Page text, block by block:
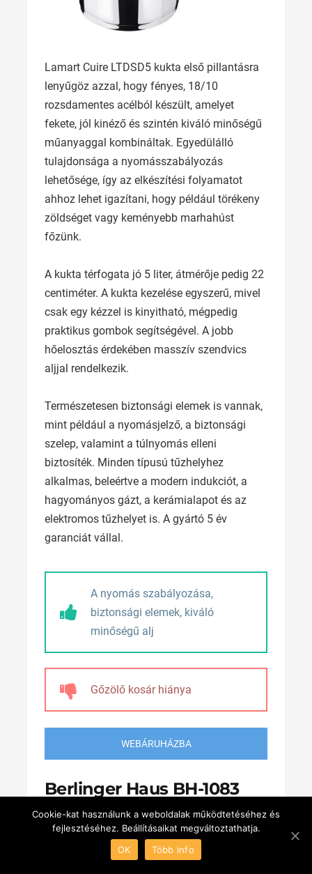
Lamart Cuire LTDSD5 kukta első pillantásra
lenyűgöz azzal, hogy fényes, 18/10
rozsdamentes acélból készült, amelyet
fekete, jól kinéző és szintén kiváló minőségű
műanyaggal kombináltak. Egyedülálló
tulajdonsága a nyomásszabályozás
lehetősége, így az elkészítési folyamatot
ahhoz lehet igazítani, hogy például törékeny
zöldséget vagy keményebb marhahúst
főzünk.
A kukta térfogata jó 5 liter, átmérője pedig 22
centiméter. A kukta kezelése egyszerű, mivel
csak egy kézzel is kinyitható, mégpedig
praktikus gombok segítségével. A jobb
hőelosztás érdekében masszív szendvics
aljjal rendelkezik.
Természetesen biztonsági elemek is vannak,
mint például a nyomásjelző, a biztonsági
szelep, valamint a túlnyomás elleni
biztosíték. Minden típusú tűzhelyhez
alkalmas, beleértve a modern indukciót, a
hagyományos gázt, a kerámialapot és az
elektromos tűzhelyet is. A gyártó 5 év
garanciát vállal.
A nyomás szabályozása,
biztonsági elemek, kiváló
minőségű alj
Gőzölő kosár hiánya
WEBÁRUHÁZBA
Berlinger Haus BH-1083
Kukta
Cookie-kat használunk a weboldalak működtetéséhez és
fejlesztéséhez. Beállításaikat megváltoztathatja.
OK
Több info